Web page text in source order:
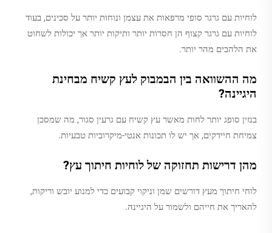
לוחיות עם גרגר סופי מרפאות את עצמן ונוחות יותר על סכינים, בעוד
לוחיות עם גרגר קצוף הן חסרות יותר ותיקות יותר אך יכולות לשחוט
את הלהבים מהר יותר.
מה ההשוואה בין הבמבוק לעץ קשיח מבחינת
היגיינה?
בנזין סופג יותר לחות מאשר עץ קשיח עם גרעין סגור, מה שמסכן
צמיחת חיידקים, אך יש לו תכונות אנטי-מיקרוביות טבעיות.
מהן דרישות תחזוקה של לוחיות חיתוך עץ?
לוחי חיתוך מעץ דורשים שמן וניקוי קבועים כדי למנוע יובש וריקות,
להאריך את חייהם ולשמור על היגיינה.